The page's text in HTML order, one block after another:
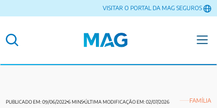
VISITAR O PORTAL DA MAG SEGUROS
PUBLICADO EM: 09/06/20226 MINSÚLTIMA MODIFICAÇÃO EM: 02/07/2026 FAMÍLIA